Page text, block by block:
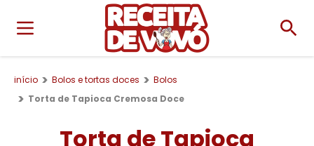
início Bolos e tortas doces
Bolos
Torta de Tapioca Cremosa Doce
Torta de Tapioca